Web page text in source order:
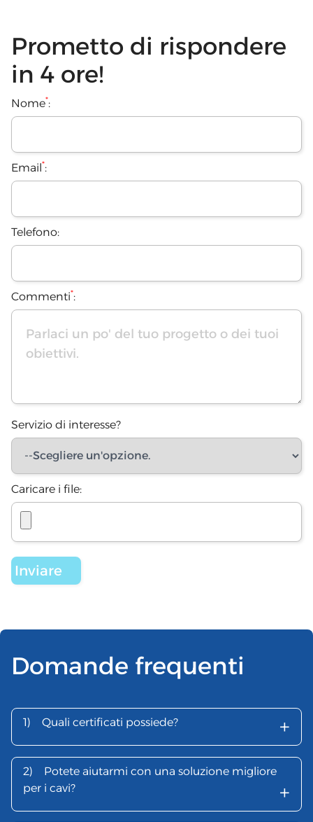
Prometto di rispondere
in 4 ore!
Nome*:
Email*:
Telefono:
Commenti*:
Servizio di interesse?
Caricare i file:
Domande frequenti
1) Quali certificati possiede? +
2)
Potete aiutarmi con una soluzione migliore
per i cavi?
+